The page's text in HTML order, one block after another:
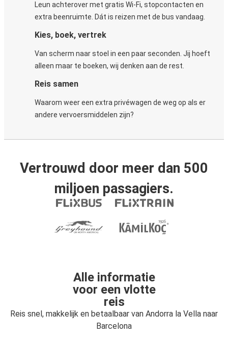
Leun achterover met gratis Wi-Fi, stopcontacten en
extra beenruimte. Dát is reizen met de bus vandaag.
Kies, boek, vertrek
Van scherm naar stoel in een paar seconden. Jij hoeft
alleen maar te boeken, wij denken aan de rest.
Reis samen
Waarom weer een extra privéwagen de weg op als er
andere vervoersmiddelen zijn?
Vertrouwd door meer dan 500
miljoen passagiers.
Alle informatie
voor een vlotte
reis
Reis snel, makkelijk en betaalbaar van Andorra la Vella naar
Barcelona